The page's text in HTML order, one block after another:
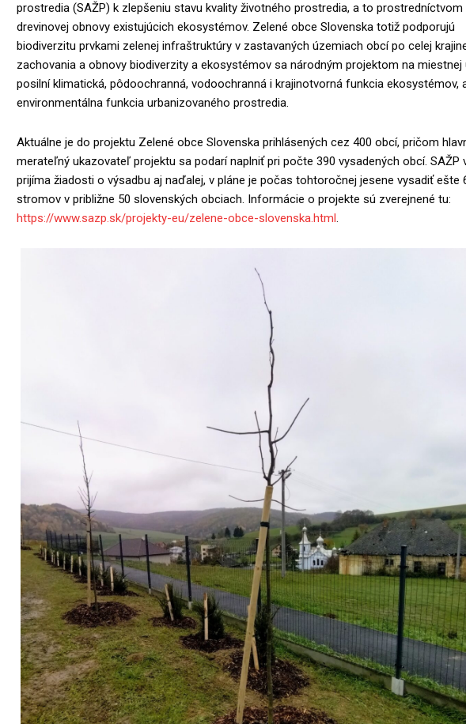
prostredia (SAŽP) k zlepšeniu stavu kvality životného prostredia, a to prostredníctvom
drevinovej obnovy existujúcich ekosystémov. Zelené obce Slovenska totiž podporujú
biodiverzitu prvkami zelenej infraštruktúry v zastavaných územiach obcí po celej
zachovania a obnovy biodiverzity a ekosystémov sa národným projektom na miestnej
posilní klimatická, pôdoochranná, vodoochranná i krajinotvorná funkcia ekosystémov,
environmentálna funkcia urbanizovaného prostredia.
Aktuálne je do projektu Zelené obce Slovenska prihlásených cez 400 obcí, pričom
merateľný ukazovateľ projektu sa podarí naplniť pri počte 390 vysadených obcí. SAŽP
prijíma žiadosti o výsadbu aj naďalej, v pláne je počas tohtoročnej jesene vysadiť ešte
stromov v približne 50 slovenských obciach. Informácie o projekte sú zverejnené tu:
https://www.sazp.sk/projekty-eu/zelene-obce-slovenska.html .